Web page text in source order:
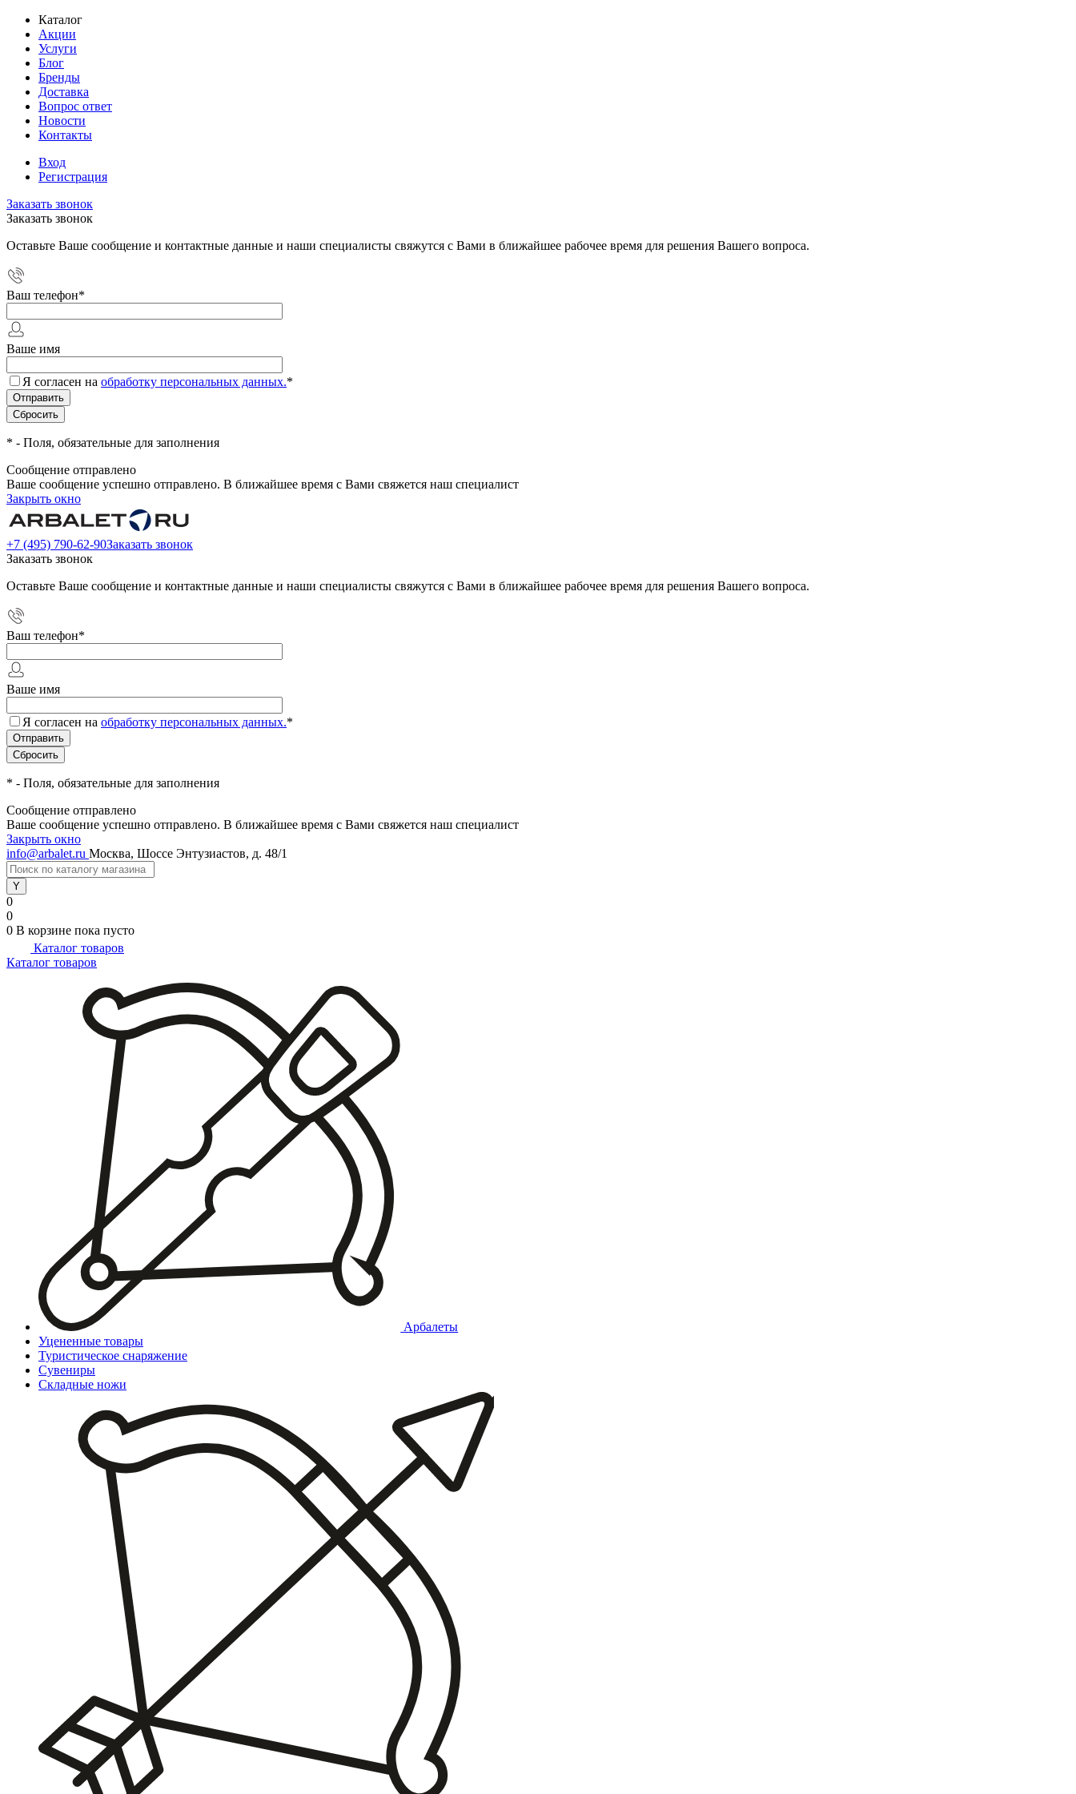
Каталог
Акции
Услуги
Блог
Бренды
Доставка
Вопрос ответ
Новости
Контакты
Вход
Регистрация
Заказать звонок
Заказать звонок
Оставьте Ваше сообщение и контактные данные и наши специалисты свяжутся с Вами в ближайшее рабочее время для решения Вашего вопроса.
Ваш телефон*
Ваше имя
Я согласен на обработку персональных данных.*
* - Поля, обязательные для заполнения
Сообщение отправлено
Ваше сообщение успешно отправлено. В ближайшее время с Вами свяжется наш специалист
Закрыть окно
+7 (495) 790-62-90Заказать звонок
Заказать звонок
Оставьте Ваше сообщение и контактные данные и наши специалисты свяжутся с Вами в ближайшее рабочее время для решения Вашего вопроса.
Ваш телефон*
Ваше имя
Я согласен на обработку персональных данных.*
* - Поля, обязательные для заполнения
Сообщение отправлено
Ваше сообщение успешно отправлено. В ближайшее время с Вами свяжется наш специалист
Закрыть окно
info@arbalet.ru Москва, Шоссе Энтузиастов, д. 48/1
0
0
0 В корзине пока пусто
Каталог товаров
Каталог товаров
Арбалеты
Уцененные товары
Туристическое снаряжение
Сувениры
Складные ножи